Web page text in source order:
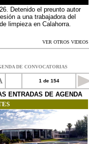
DE CONVOCATORIAS